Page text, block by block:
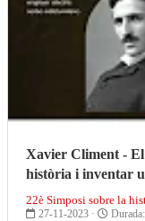
Xavier Climent - El
història i inventar
22è Simposi sobre la
27-11-2023 ·